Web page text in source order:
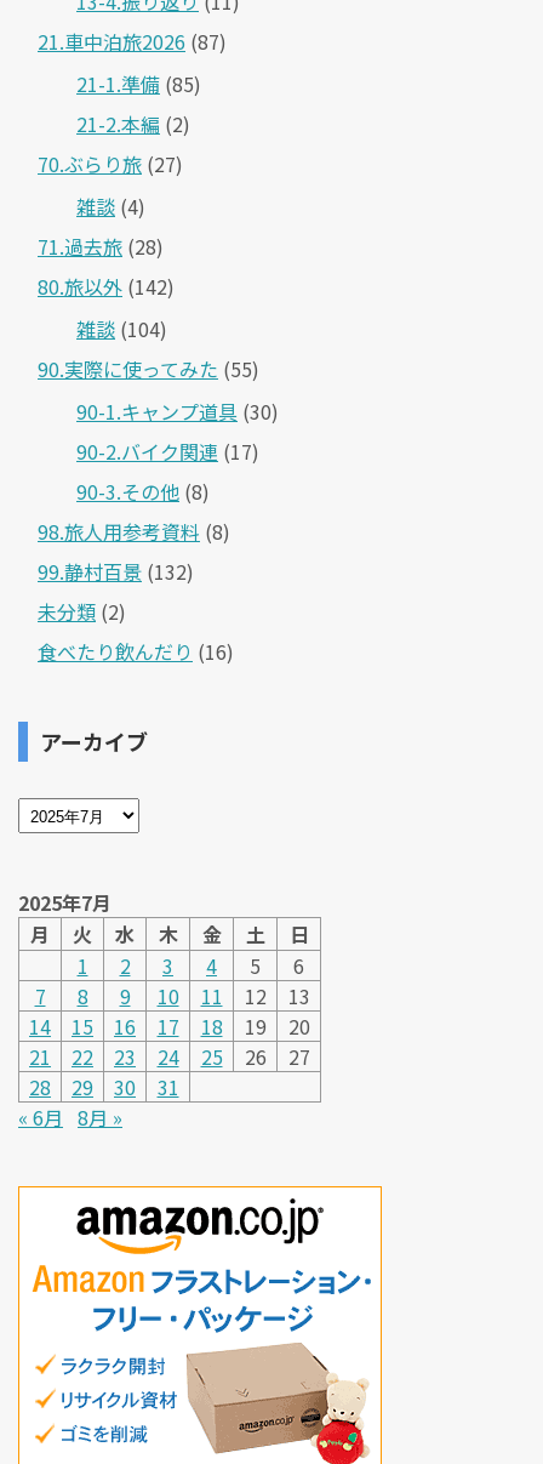
21.車中泊旅2026 (87)
21-1.準備 (85)
21-2.本編 (2)
70.ぶらり旅 (27)
雑談 (4)
71.過去旅 (28)
80.旅以外 (142)
雑談 (104)
90.実際に使ってみた (55)
90-1.キャンプ道具 (30)
90-2.バイク関連 (17)
90-3.その他 (8)
98.旅人用参考資料 (8)
99.静村百景 (132)
未分類 (2)
食べたり飲んだり (16)
アーカイブ
2025年7月
月
火 水 木 金 土
日
1
2 3 4 5
6
7
8 9 10 11 12
13
14
15 16 17 18 19
20
21
22 23 24 25 26
27
28
29 30
31
« 6月 8月 »